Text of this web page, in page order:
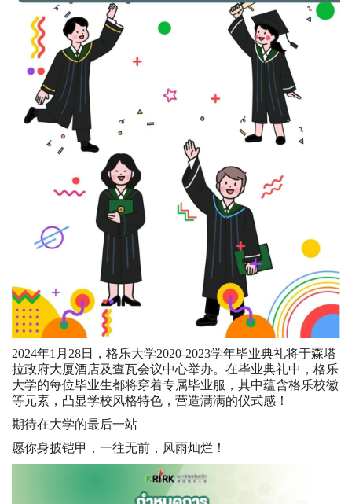
2024年1月28日，格乐大学2020-2023学年毕业典礼将于森塔
拉政府大厦酒店及查瓦会议中心举办。在毕业典礼中，格乐
大学的每位毕业生都将穿着专属毕业服，其中蕴含格乐校徽
等元素，凸显学校风格特色，营造满满的仪式感！
期待在大学的最后一站
愿你身披铠甲，一往无前，风雨灿烂！